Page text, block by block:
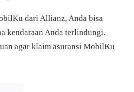
dari Allianz, Anda bisa
kendaraan Anda terlindungi.
agar klaim asuransi MobilKu